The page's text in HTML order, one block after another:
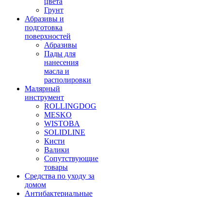
Грунт
Абразивы и
подготовка
поверхностей
Абразивы
Пады для
нанесения
масла и
располировки
Малярный
инструмент
ROLLINGDOG
MESKO
WISTOBA
SOLIDLINE
Кисти
Валики
Сопутствующие
товары
Средства по уходу за
домом
Антибактериальные